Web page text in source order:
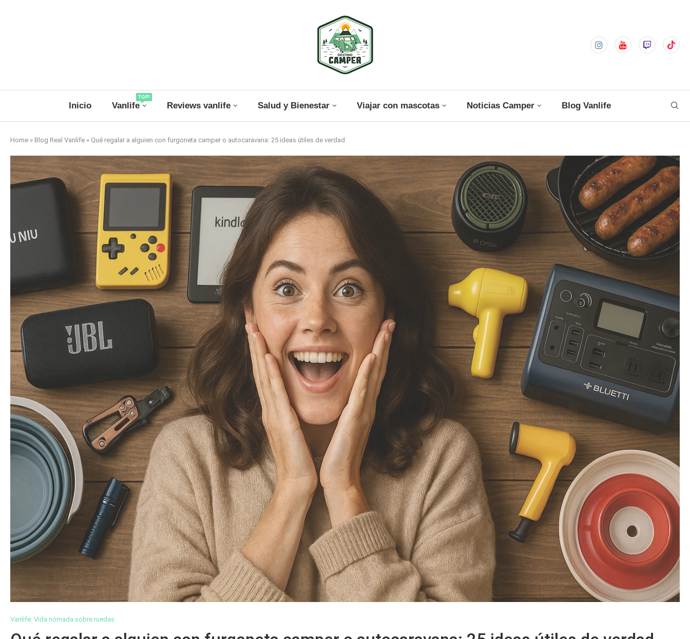
Inicio Vanlife
TOP!
Reviews vanlife Salud y Bienestar Viajar con mascotas Noticias Camper Blog Vanlife
Home » Blog Real Vanlife » Qué regalar a alguien con furgoneta camper o autocaravana: 25 ideas útiles de verdad
Vanlife: Vida nómada sobre ruedas